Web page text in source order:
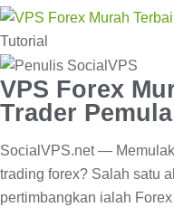
Tutorial
VPS Forex
Trader
SocialVPS.net —
trading forex? Salah satu
pertimbangkan ialah